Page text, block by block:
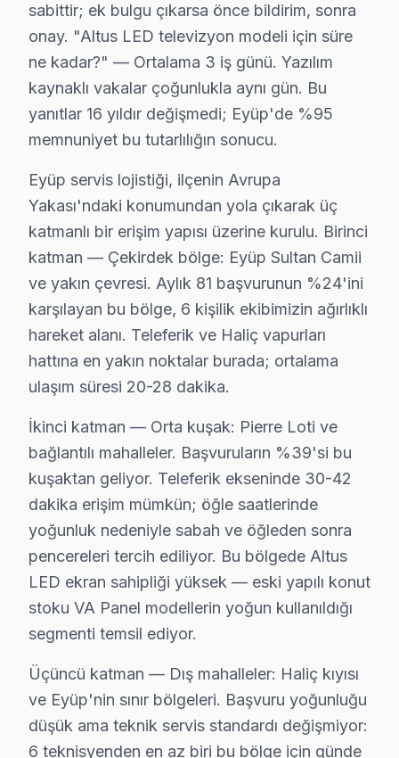
Altus TV'lerde Sık Görülen Arızalar
Eyüp bölgesindeki Altus kullanıcılarının getirdiği
Güç kartı arızası: Eyüp'de Altus VA Panel
Panel sorunu: Eyüp'de Smart televizyon sistemini
Backlight: Eyüp'de LED ekranlarda daha sık
» Eyüp'de tüm Altus model ve serilerinde VA Panel,
Altus TV Teknik Rehberi: Panel, Teşhis ve
Altus televizyonlarınızın müdahale ve bakımında
Altus TV Teknik Profil ve Servis Rehberi
Altus panel Teknik Servis Rehberi
Altus akıllı TV'lerde En Sık Karşılaşılan Arızalar
Altus Servis Yaklaşımımız
Herkes için teknoloji ilkeleri doğrultusunda Altus LED
Altus TV Onarım Süreci
1. Müşteri bildirir, servis ekibi arıza semptomlarını
2. Termal kamera, osiloskop, ESR ölçer ile elektronik
3. Arıza kaynağı tespit edilir: panel mi, anakart mı, güç
4. Yazılı fiyat teklifi sunulur; onay olmadan işlem
5. Orijinal veya OEM eşdeğer bu cihaz parça ile
6. Tüm fonksiyonlar kapsamlı test edilir; garanti
Altus görüntüleme sistemi Bakım Tavsiyeleri
Altus televizyon paneli'ler için en yaygın kullanıcı
Altus ekran'niz arızalandığında verileri (uygulama
sabittir; ek bulgu çıkarsa önce bildirim, sonra
onay. "Altus LED televizyon modeli için süre
ne kadar?" — Ortalama 3 iş günü. Yazılım
kaynaklı vakalar çoğunlukla aynı gün. Bu
yanıtlar 16 yıldır değişmedi; Eyüp'de %95
memnuniyet bu tutarlılığın sonucu.
Eyüp servis lojistiği, ilçenin Avrupa
Yakası'ndaki konumundan yola çıkarak üç
katmanlı bir erişim yapısı üzerine kurulu. Birinci
katman — Çekirdek bölge: Eyüp Sultan Camii
ve yakın çevresi. Aylık 81 başvurunun %24'ini
karşılayan bu bölge, 6 kişilik ekibimizin ağırlıklı
hareket alanı. Teleferik ve Haliç vapurları
hattına en yakın noktalar burada; ortalama
ulaşım süresi 20-28 dakika.
İkinci katman — Orta kuşak: Pierre Loti ve
bağlantılı mahalleler. Başvuruların %39'si bu
kuşaktan geliyor. Teleferik ekseninde 30-42
dakika erişim mümkün; öğle saatlerinde
yoğunluk nedeniyle sabah ve öğleden sonra
pencereleri tercih ediliyor. Bu bölgede Altus
LED ekran sahipliği yüksek — eski yapılı konut
stoku VA Panel modellerin yoğun kullanıldığı
segmenti temsil ediyor.
Üçüncü katman — Dış mahalleler: Haliç kıyısı
ve Eyüp'nin sınır bölgeleri. Başvuru yoğunluğu
düşük ama teknik servis standardı değişmiyor:
6 teknisyenden en az biri bu bölge için günde